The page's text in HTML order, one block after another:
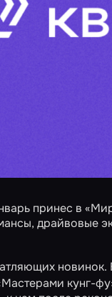
принес в
драйвовые
кунг-